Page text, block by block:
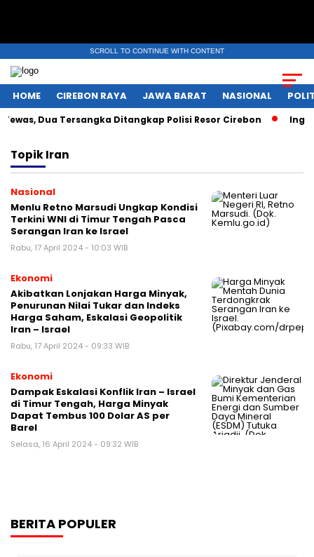
SCROLL TO CONTINUE WITH CONTENT
HOME CIREBON RAYA JAWA BARAT NASIONAL
Dua Tersangka Ditangkap Polisi Resor Cirebon Ingin
TopikIran
Nasional
Menlu Retno Marsudi Ungkap Kondisi
Terkini WNI di Timur Tengah Pasca
Serangan Iran ke Israel
Rabu, 17 April 2024 - 10:03 WIB
Ekonomi
Akibatkan Lonjakan Harga Minyak,
Penurunan Nilai Tukar dan Indeks
Harga Saham, Eskalasi Geopolitik
Iran – Israel
Rabu, 17 April 2024 - 09:33 WIB
Ekonomi
Dampak Eskalasi Konflik Iran – Israel
di Timur Tengah, Harga Minyak
Dapat Tembus 100 Dolar AS per
Barel
Selasa, 16 April 2024 - 09:32 WIB
BERITA POPULER